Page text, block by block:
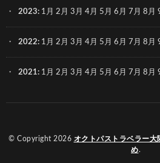
2023: 1月 2月 3月 4月 5月 6月 7月 8月
2022: 1月 2月 3月 4月 5月 6月 7月 8月
2021: 1月 2月 3月 4月 5月 6月 7月 8月
© Copyright 2026 オクトパストラベラー大
め.